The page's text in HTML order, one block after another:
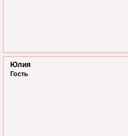
Юлия
Гость